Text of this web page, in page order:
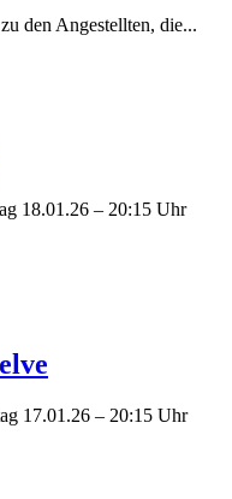
den Angestellten, die...
18.01.26 – 20:15 Uhr
17.01.26 – 20:15 Uhr